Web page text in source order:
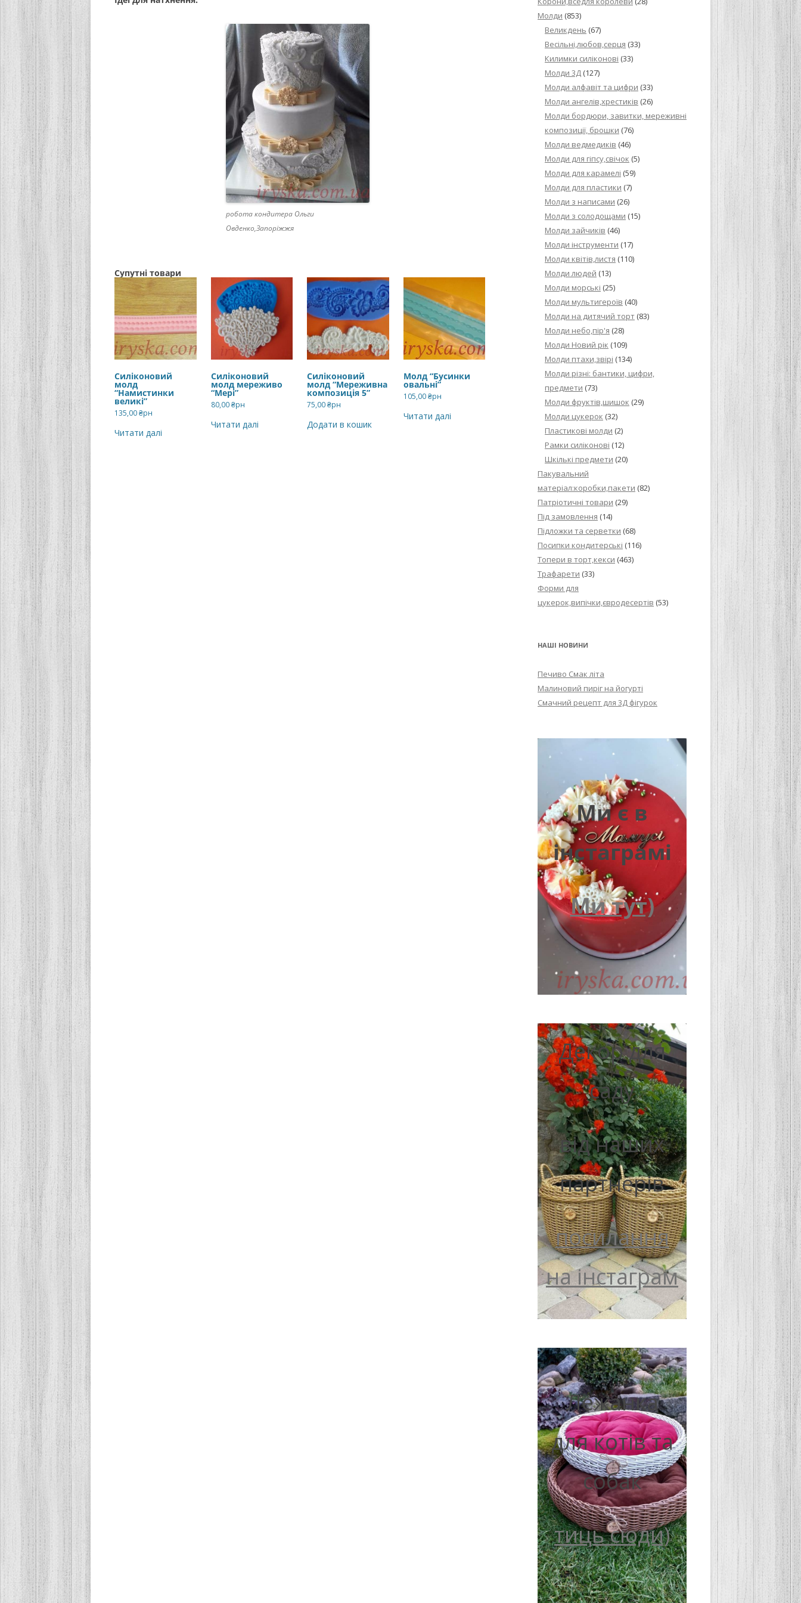
робота кондитера Ольги
Овденко,Запоріжжя
Супутні товари
Силіконовий
молд
“Намистинки
великі”
135,00₴рн
Читати далі
Силіконовий
молд мереживо
“Мері”
80,00₴рн
Читати далі
Силіконовий
молд “Мереживна
композиція 5”
75,00₴рн
Додати в кошик
Молд “Бусинки
овальні”
105,00₴рн
Читати далі
Молди (853)
Великдень (67)
Весільні,любов,серця (33)
Килимки силіконові (33)
Молди 3Д (127)
Молди алфавіт та цифри (33)
Молди ангелів,хрестиків (26)
Молди бордюри, завитки, мереживні
композиції, брошки (76)
Молди ведмедиків (46)
Молди для гіпсу,свічок (5)
Молди для карамелі (59)
Молди для пластики (7)
Молди з написами (26)
Молди з солодощами (15)
Молди зайчиків (46)
Молди інструменти (17)
Молди квітів,листя (110)
Молди людей (13)
Молди морські (25)
Молди мультигероїв (40)
Молди на дитячий торт (83)
Молди небо,пір'я (28)
Молди Новий рік (109)
Молди птахи,звірі (134)
Молди різні: бантики, цифри,
предмети (73)
Молди фруктів,шишок (29)
Молди цукерок (32)
Пластикові молди (2)
Рамки силіконові (12)
Шкількі предмети (20)
Пакувальний
матеріал:коробки,пакети (82)
Патріотичні товари (29)
Під замовлення (14)
Підложки та серветки (68)
Посипки кондитерські (116)
Топери в торт,кекси (463)
Трафарети (33)
Форми для
цукерок,випічки,євродесертів (53)
НАШІ НОВИНИ
Печиво Смак літа
Малиновий пиріг на йогурті
Смачний рецепт для 3Д фігурок
Ми є в
інстаграмі
Ми тут)
Декор для
саду
від наших
партнерів
посилання
на інстаграм
Лежанка
для котів та
собак
тиць сюди)